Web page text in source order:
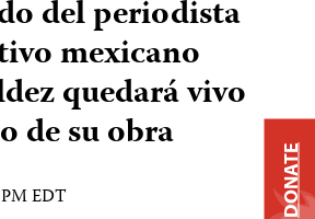
del periodista
mexicano
quedará vivo
de su obra
EDT DONATE